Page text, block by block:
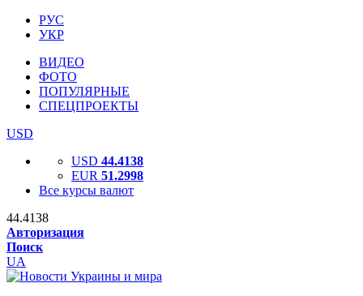
РУС
УКР
ВИДЕО
ФОТО
ПОПУЛЯРНЫЕ
СПЕЦПРОЕКТЫ
USD
USD 44.4138
EUR 51.2998
Все курсы валют
44.4138
Авторизация
Поиск
UA